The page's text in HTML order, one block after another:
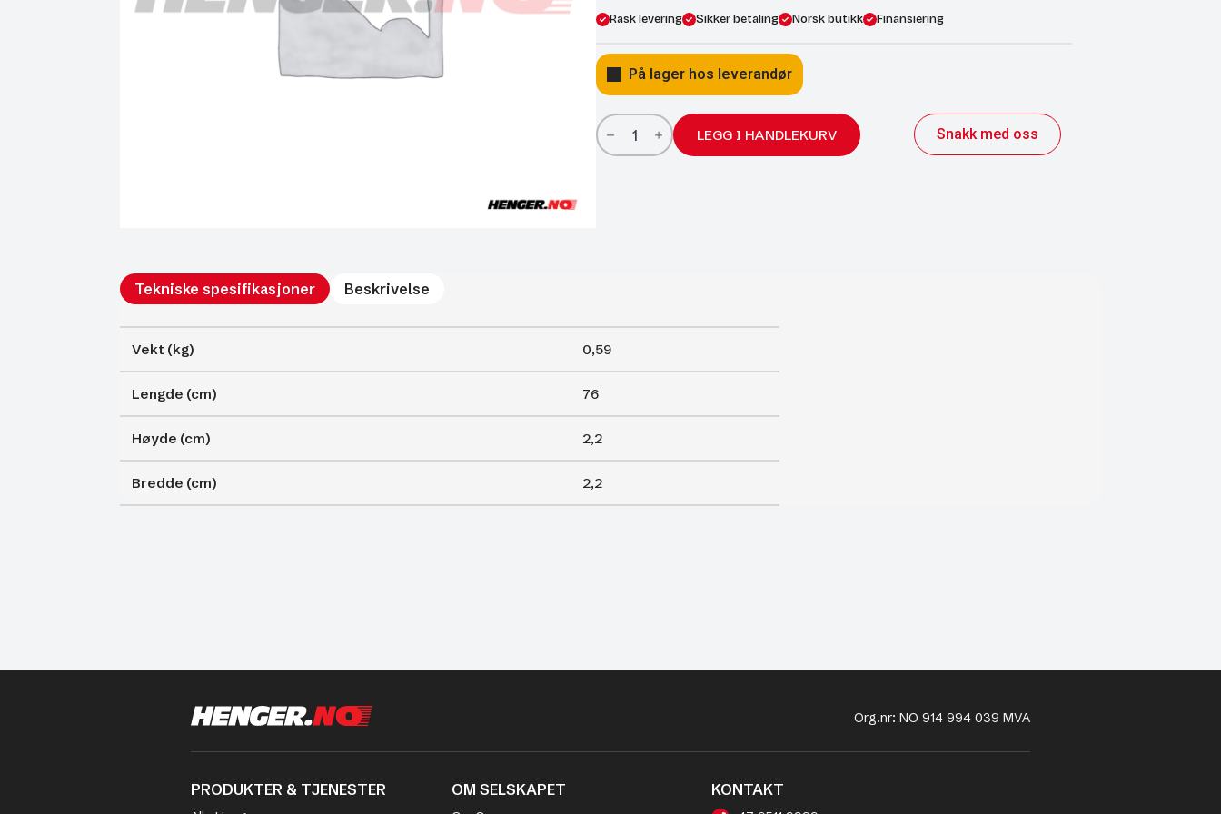
Rask levering Sikker betaling Norsk butikk Finansiering
På lager hos leverandør
Gassfjærer
Arctic
22/10;
LEGG I HANDLEKURV Snakk med oss
Tekniske spesifikasjoner Beskrivelse
Vekt (kg) 0,59
Lengde (cm) 76
Høyde (cm) 2,2
Bredde (cm) 2,2
Org.nr: NO 914 994 039 MVA
PRODUKTER & TJENESTER OM SELSKAPET KONTAKT